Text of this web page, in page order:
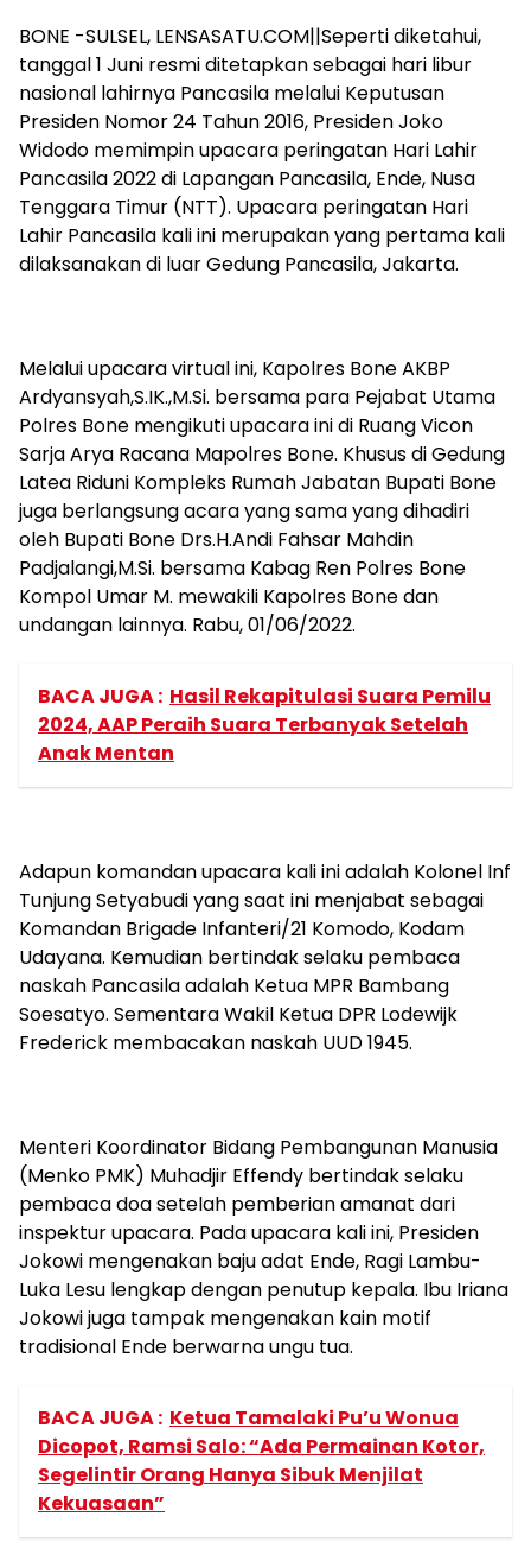
BONE -SULSEL, LENSASATU.COM||Seperti diketahui,
tanggal 1 Juni resmi ditetapkan sebagai hari libur
nasional lahirnya Pancasila melalui Keputusan
Presiden Nomor 24 Tahun 2016, Presiden Joko
Widodo memimpin upacara peringatan Hari Lahir
Pancasila 2022 di Lapangan Pancasila, Ende, Nusa
Tenggara Timur (NTT). Upacara peringatan Hari
Lahir Pancasila kali ini merupakan yang pertama kali
dilaksanakan di luar Gedung Pancasila, Jakarta.
Melalui upacara virtual ini, Kapolres Bone AKBP
Ardyansyah,S.IK.,M.Si. bersama para Pejabat Utama
Polres Bone mengikuti upacara ini di Ruang Vicon
Sarja Arya Racana Mapolres Bone. Khusus di Gedung
Latea Riduni Kompleks Rumah Jabatan Bupati Bone
juga berlangsung acara yang sama yang dihadiri
oleh Bupati Bone Drs.H.Andi Fahsar Mahdin
Padjalangi,M.Si. bersama Kabag Ren Polres Bone
Kompol Umar M. mewakili Kapolres Bone dan
undangan lainnya. Rabu, 01/06/2022.
BACA JUGA : Hasil Rekapitulasi Suara Pemilu
2024, AAP Peraih Suara Terbanyak Setelah
Anak Mentan
Adapun komandan upacara kali ini adalah Kolonel Inf
Tunjung Setyabudi yang saat ini menjabat sebagai
Komandan Brigade Infanteri/21 Komodo, Kodam
Udayana. Kemudian bertindak selaku pembaca
naskah Pancasila adalah Ketua MPR Bambang
Soesatyo. Sementara Wakil Ketua DPR Lodewijk
Frederick membacakan naskah UUD 1945.
Menteri Koordinator Bidang Pembangunan Manusia
(Menko PMK) Muhadjir Effendy bertindak selaku
pembaca doa setelah pemberian amanat dari
inspektur upacara. Pada upacara kali ini, Presiden
Jokowi mengenakan baju adat Ende, Ragi Lambu-
Luka Lesu lengkap dengan penutup kepala. Ibu Iriana
Jokowi juga tampak mengenakan kain motif
tradisional Ende berwarna ungu tua.
BACA JUGA : Ketua Tamalaki Pu’u Wonua
Dicopot, Ramsi Salo: “Ada Permainan Kotor,
Segelintir Orang Hanya Sibuk Menjilat
Kekuasaan”